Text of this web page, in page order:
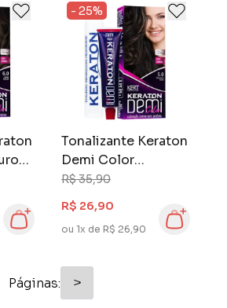
Tonalizante Keraton
Demi Color
Castanho Claro 5.0
R$ 35,90
R$ 26,90
ou 1x de R$ 26,90
- 25%
Páginas: >